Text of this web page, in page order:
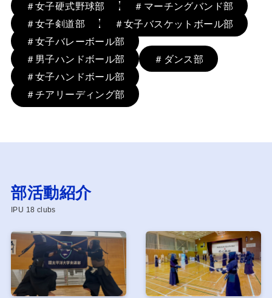
＃女子硬式野球部
＃マーチングバンド部
＃女子剣道部
＃女子バスケットボール部
＃女子バレーボール部
＃男子ハンドボール部
＃ダンス部
＃女子ハンドボール部
＃チアリーディング部
部活動紹介
IPU 18 clubs